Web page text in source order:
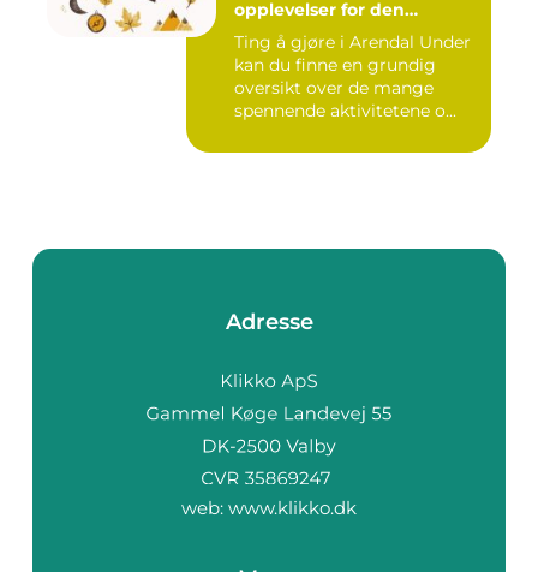
opplevelser for den
Ting å gjøre i Arendal Under
kan du finne en grundig
oversikt over de mange
spennende aktivitetene o...
Adresse
web: www.klikko.dk